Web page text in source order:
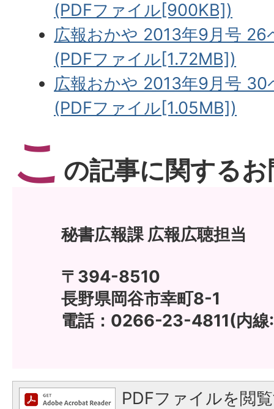
(PDFファイル[900KB])
広報おかや 2013年9月号
(PDFファイル[1.72MB])
広報おかや 2013年9月号
(PDFファイル[1.05MB])
こ の記事に関する
秘書広報課 広報広聴担当
〒394-8510
長野県岡谷市幸町8-1
電話：0266-23-4811(内
PDFファイルを閲